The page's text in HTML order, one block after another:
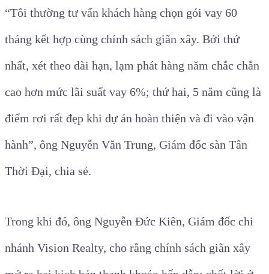
“Tôi thường tư vấn khách hàng chọn gói vay 60
tháng kết hợp cùng chính sách giãn xây. Bởi thứ
nhất, xét theo dài hạn, lạm phát hàng năm chắc chắn
cao hơn mức lãi suất vay 6%; thứ hai, 5 năm cũng là
điểm rơi rất đẹp khi dự án hoàn thiện và đi vào vận
hành”, ông Nguyễn Văn Trung, Giám đốc sàn Tân
Thời Đại, chia sẻ.
Trong khi đó, ông Nguyễn Đức Kiên, Giám đốc chi
nhánh Vision Realty, cho rằng chính sách giãn xây